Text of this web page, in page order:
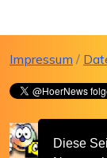
Diese
Impressum /